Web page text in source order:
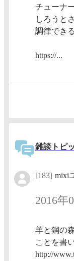
チューナ
しろうと
調律でき
https://...
雑談トピ
[183] mixi
2016年
羊と鋼の
ことを書
http://